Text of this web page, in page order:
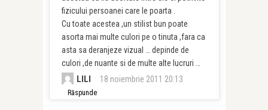
fizicului persoanei care le poarta .
Cu toate acestea ,un stilist bun poate
asorta mai multe culori pe o tinuta ,fara ca
asta sa deranjeze vizual … depinde de
culori ,de nuante si de multe alte lucruri …
LILI 18 noiembrie 2011 20:13
Răspunde